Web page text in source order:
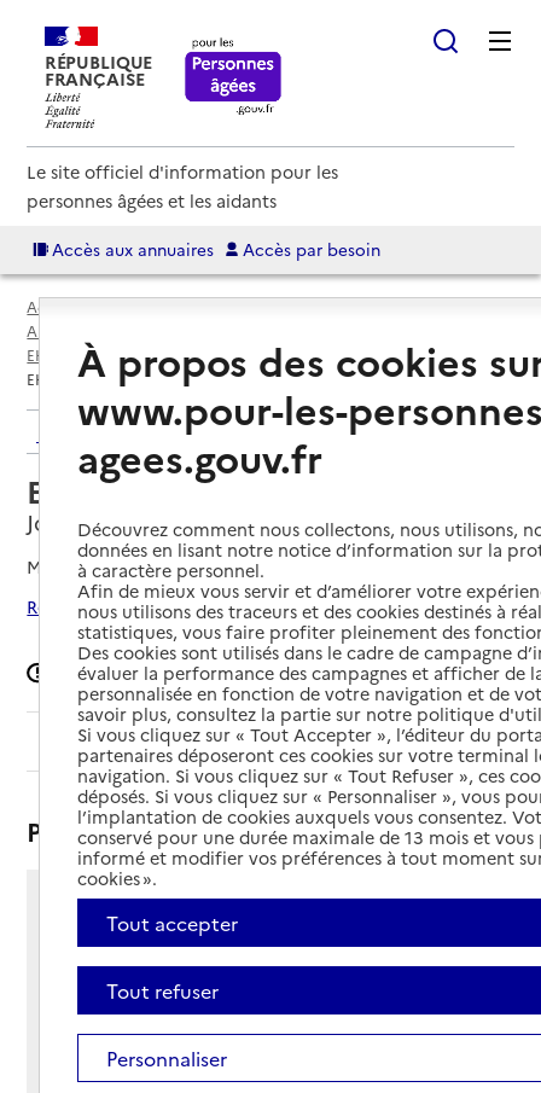
RÉPUBLIQUE
FRANÇAISE
Le site officiel d'information pour les
personnes âgées et les aidants
Accès aux annuaires Accès par besoin
Accueil
Annuaire EHPAD et maisons de retraite
EHPAD par département
Loire (42)
Jonzieux
EHPAD Au Fil de Soie
Retour aux résultats de l'annuaire
EHPAD Au Fil de Soie
Jonzieux, LOIRE
Mis à jour le08/09/2024
Rechercher les établissements autour de Jonzieux
Signaler une erreur
Sommaire
Présentation
6 rue de la Semène
42660 - Jonzieux
Voir itinéraire
Téléphone :
Contact
Contact
Site Internet
Site internet
À propos des cookies
www.pour-les-
agees.gouv.fr
Découvrez comment nous collectons, nous utilisons,
données en lisant notre notice d’information sur la
à caractère personnel.
Afin de mieux vous servir et d’améliorer votre
nous utilisons des traceurs et des cookies destinés à
statistiques, vous faire profiter pleinement des
Des cookies sont utilisés dans le cadre de campagne
évaluer la performance des campagnes et afficher de
personnalisée en fonction de votre navigation et de
savoir plus, consultez la partie sur notre politique
Si vous cliquez sur « Tout Accepter », l’éditeur du
partenaires déposeront ces cookies sur votre terminal
navigation. Si vous cliquez sur « Tout Refuser », ces
déposés. Si vous cliquez sur « Personnaliser », vous
l’implantation de cookies auxquels vous consentez.
conservé pour une durée maximale de 13 mois et
informé et modifier vos préférences à tout moment
cookies ».
Tout accepter
Tout refuser
Personnaliser